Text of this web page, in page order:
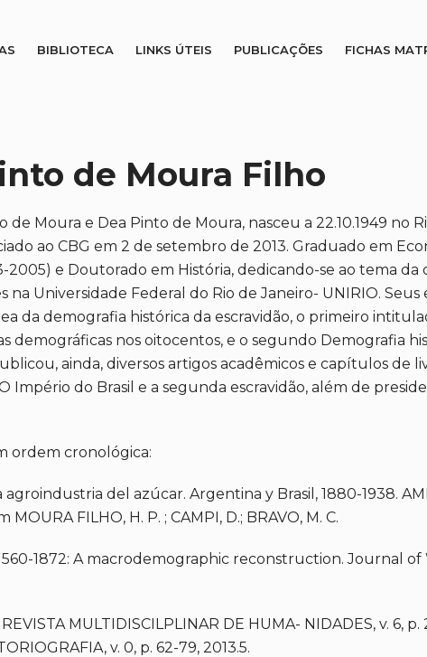
BIBLIOTECA LINKS ÚTEIS PUBLICAÇÕES FICHAS
de Moura Filho
Moura e Dea Pinto de Moura, nasceu a 22.10.1949 no
ao CBG em 2 de setembro de 2013. Graduado em
2005) e Doutorado em História, dedicando-se ao tema da
na Universidade Federal do Rio de Janeiro- UNIRIO.
da demografia histórica da escravidão, o primeiro
demográficas nos oitocentos, e o segundo Demografia
ainda, diversos artigos acadêmicos e capítulos de
Império do Brasil e a segunda escravidão, além de
ordem cronológica:
del azúcar. Argentina y Brasil, 1880-1938.
FILHO, H. P. ; CAMPI, D.; BRAVO, M. C.
1872: A macrodemographic reconstruction. Journal of
MULTIDISCILPLINAR DE HUMA- NIDADES, v. 6,
v. 0, p. 62-79, 2013.5.